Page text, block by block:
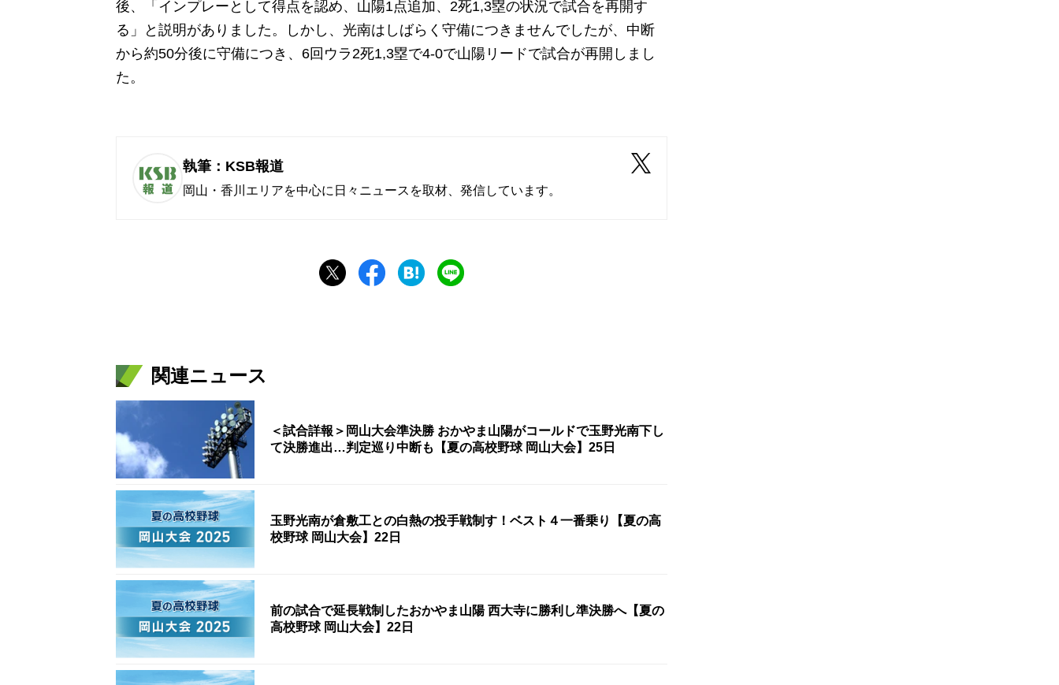
後、「インプレーとして得点を認め、山陽1点追加、2死1,3塁の状況で試合を再開す
る」と説明がありました。しかし、光南はしばらく守備につきませんでしたが、中断
から約50分後に守備につき、6回ウラ2死1,3塁で4-0で山陽リードで試合が再開しまし
た。
執筆：KSB報道
岡山・香川エリアを中心に日々ニュースを取材、発信しています。
関連ニュース
＜試合詳報＞岡山大会準決勝 おかやま山陽がコールドで玉野光南下し
て決勝進出…判定巡り中断も【夏の高校野球 岡山大会】25日
玉野光南が倉敷工との白熱の投手戦制す！ベスト４一番乗り【夏の高
校野球 岡山大会】22日
前の試合で延長戦制したおかやま山陽 西大寺に勝利し準決勝へ【夏の
高校野球 岡山大会】22日